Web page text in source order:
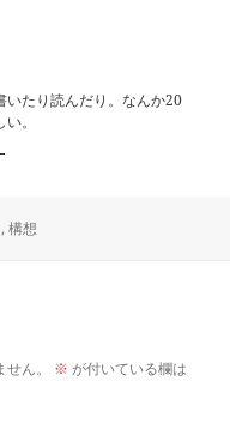
いたり読んだり。なんか20
。
,構想
ん。 ※ が付いている欄は